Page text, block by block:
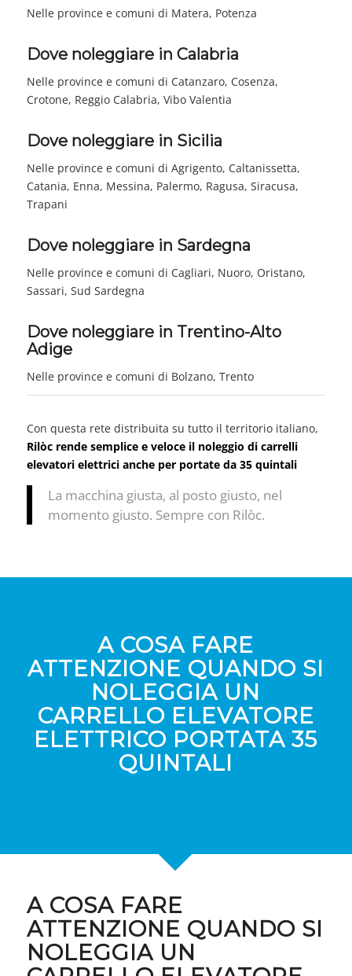
Nelle province e comuni di Matera, Potenza
Dove noleggiare in Calabria
Nelle province e comuni di Catanzaro, Cosenza,
Crotone, Reggio Calabria, Vibo Valentia
Dove noleggiare in Sicilia
Nelle province e comuni di Agrigento, Caltanissetta,
Catania, Enna, Messina, Palermo, Ragusa, Siracusa,
Trapani
Dove noleggiare in Sardegna
Nelle province e comuni di Cagliari, Nuoro, Oristano,
Sassari, Sud Sardegna
Dove noleggiare in Trentino-Alto
Adige
Nelle province e comuni di Bolzano, Trento
Con questa rete distribuita su tutto il territorio italiano,
Rilòc rende semplice e veloce il noleggio di carrelli
elevatori elettrici anche per portate da 35 quintali
La macchina giusta, al posto giusto, nel
momento giusto. Sempre con Rilòc.
A COSA FARE
ATTENZIONE QUANDO SI
NOLEGGIA UN
CARRELLO ELEVATORE
ELETTRICO PORTATA 35
QUINTALI
A COSA FARE
ATTENZIONE QUANDO SI
NOLEGGIA UN